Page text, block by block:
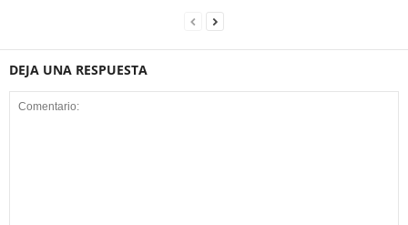
DEJA UNA RESPUESTA